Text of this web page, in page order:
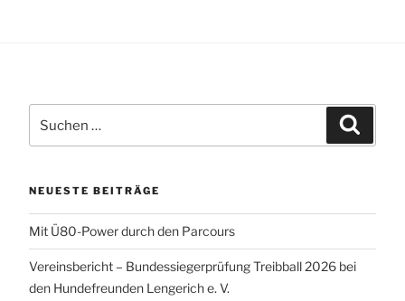
nach:
NEUESTE BEITRÄGE
Mit Ü80-Power durch den Parcours
Vereinsbericht – Bundessiegerprüfung Treibball 2026 bei
den Hundefreunden Lengerich e. V.